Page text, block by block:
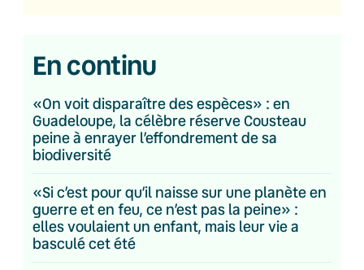
En continu
«On voit disparaître des espèces» : en
Guadeloupe, la célèbre réserve Cousteau
peine à enrayer l’effondrement de sa
biodiversité
«Si c’est pour qu’il naisse sur une planète en
guerre et en feu, ce n’est pas la peine» :
elles voulaient un enfant, mais leur vie a
basculé cet été